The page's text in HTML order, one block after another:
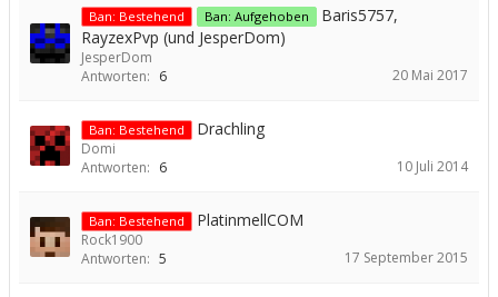
Ban: Bestehend Ban: Aufgehoben
Baris5757,
RayzexPvp (und JesperDom)
JesperDom
Antworten: 6 20 Mai 2017
Ban: Bestehend Drachling
Domi
Antworten: 6 10 Juli 2014
Ban: Bestehend PlatinmellCOM
Rock1900
Antworten: 5 17 September 2015